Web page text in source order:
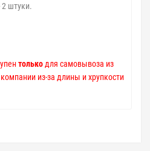
штуки.
только для самовывоза из
из-за длины и хрупкости